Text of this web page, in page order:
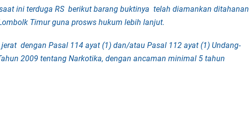
ini terduga RS berikut barang buktinya telah diamankan ditahanan
Timur guna prosws hukum lebih lanjut.
jerat dengan Pasal 114 ayat (1) dan/atau Pasal 112 ayat (1) Undang-
2009 tentang Narkotika, dengan ancaman minimal 5 tahun